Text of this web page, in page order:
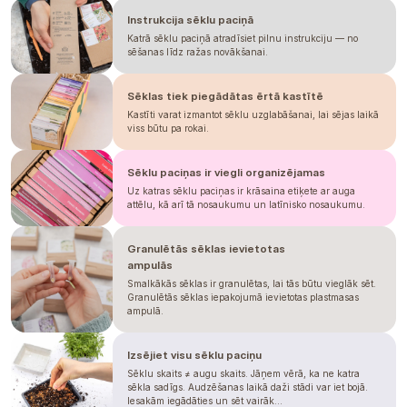
PŘEDPĚSTOVÁNÍ
U předpěstování v sadbovači vysejte
semeno do buňky sadbovače a
zakryjte
Doporučujeme zvolit conejvětší
sadbovač, u nás používámesadbovač
, jelikož cínie jsou velmi
na kořenový bal, dopřejte jim tedy
dost prostoru.
U cínií určitěneodkládejte přesazení,
ideálně za4 - 5 týdnů od výsevušup s
nimi do záhonu. Pokud přesazení
opozdíte a necháte sazenice přerůst,
při přesazení narušíte kořenový bal a
tento šok může způsobit, že z
plnokvěté rostliny se stane zpět
jednoduchá.
Instrukcija sēklu paciņā
Katrā sēklu paciņā atradīsiet pilnu instrukciju — no
sēšanas līdz ražas novākšanai.
Sēklas tiek piegādātas ērtā kastītē
Kastīti varat izmantot sēklu uzglabāšanai, lai sējas laikā
viss būtu pa rokai.
Sēklu paciņas ir viegli organizējamas
Uz katras sēklu paciņas ir krāsaina etiķete ar auga
attēlu, kā arī tā nosaukumu un latīnisko nosaukumu.
Granulētās sēklas ievietotas
ampulās
Smalkākās sēklas ir granulētas, lai tās būtu vieglāk sēt.
Granulētās sēklas iepakojumā ievietotas plastmasas
ampulā.
Izsējiet visu sēklu paciņu
Sēklu skaits ≠ augu skaits. Jāņem vērā, ka ne katra
sēkla sadīgs. Audzēšanas laikā daži stādi var iet bojā.
Iesakām iegādāties un sēt vairāk...